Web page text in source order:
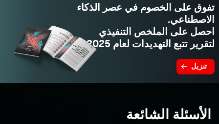
تفوق على الخصوم في عصر الذكاء
الاصطناعي.
احصل على الملخص التنفيذي
لتقرير تتبع التهديدات لعام 2025.
تنزيل
الأسئلة الشائعة